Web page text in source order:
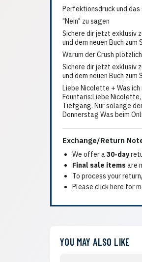
Perfektionsdruck und das
"Nein" zu sagen
Sichere dir jetzt exklusiv
und dem neuen Buch
Warum der Crush
Sichere dir jetzt exklusiv
und dem neuen Buch
Liebe Nicolette + Was
Fountaris:Liebe
Tiefgang. Nur solange
Donnerstag Was beim
Exchange/Return
We offer a30-day
Final sale items are
To process your
Please click here for
YOU MAY ALSO LIKE